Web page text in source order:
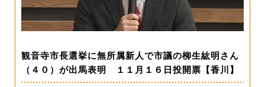
観音寺市長選挙に無所属新人で市議の柳生紘明さん
（４０）が出馬表明 １１月１６日投開票【香川】